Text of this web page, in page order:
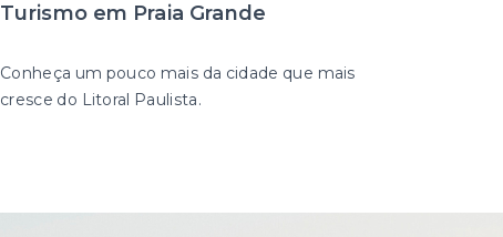
Turismo em Praia Grande
Conheça um pouco mais da cidade que mais
cresce do Litoral Paulista.